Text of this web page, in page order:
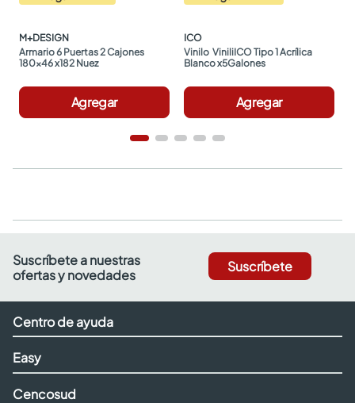
M+DESIGN
Armario 6 Puertas 2 Cajones
180x46 x182 Nuez
Agregar
ICO
Vinilo  ViniliICO Tipo 1 Acrílica
Blanco x5Galones
Agregar
Suscríbete a nuestras
ofertas y novedades
Suscríbete
Centro de ayuda
Easy
Cencosud